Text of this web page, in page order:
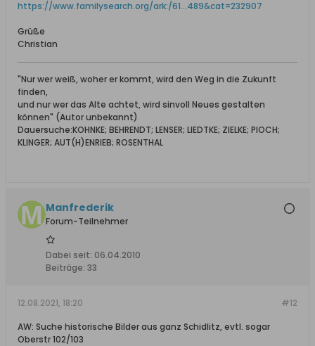
https://www.familysearch.org/ark:/61...489&cat=232907
Grüße
Christian
"Nur wer weiß, woher er kommt, wird den Weg in die Zukunft
finden,
und nur wer das Alte achtet, wird sinvoll Neues gestalten
können" (Autor unbekannt)
Dauersuche:KOHNKE; BEHRENDT; LENSER; LIEDTKE; ZIELKE; PIOCH;
KLINGER; AUT(H)ENRIEB; ROSENTHAL
Manfrederik
Forum-Teilnehmer
Dabei seit: 06.04.2010
Beiträge: 33
#12
12.08.2021, 18:20
AW: Suche historische Bilder aus ganz Schidlitz, evtl. sogar
Oberstr 102/103